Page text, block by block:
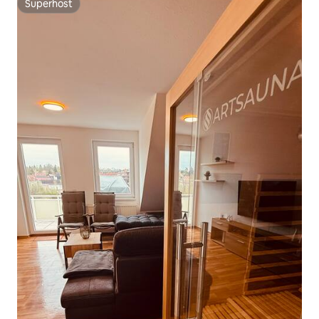
Superhost
Superhost